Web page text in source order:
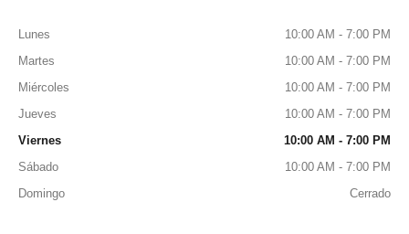
Lunes
10:00 AM - 7:00 PM
Martes
10:00 AM - 7:00 PM
Miércoles
10:00 AM - 7:00 PM
Jueves
10:00 AM - 7:00 PM
Viernes
10:00 AM - 7:00 PM
Sábado
10:00 AM - 7:00 PM
Domingo
Cerrado